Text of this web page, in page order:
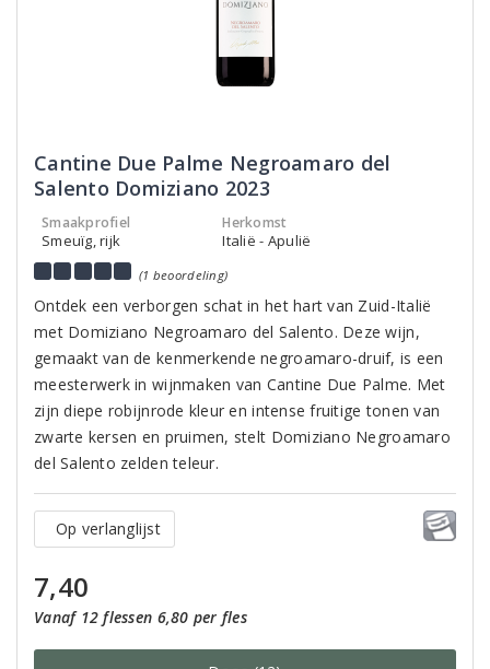
Cantine Due Palme Negroamaro del
Salento Domiziano 2023
Smaakprofiel
Smeuïg, rijk
Herkomst
Italië - Apulië
(1 beoordeling)
Ontdek een verborgen schat in het hart van Zuid-Italië
met Domiziano Negroamaro del Salento. Deze wijn,
gemaakt van de kenmerkende negroamaro-druif, is een
meesterwerk in wijnmaken van Cantine Due Palme. Met
zijn diepe robijnrode kleur en intense fruitige tonen van
zwarte kersen en pruimen, stelt Domiziano Negroamaro
del Salento zelden teleur.
Op verlanglijst
7,40
Vanaf 12 flessen 6,80 per fles